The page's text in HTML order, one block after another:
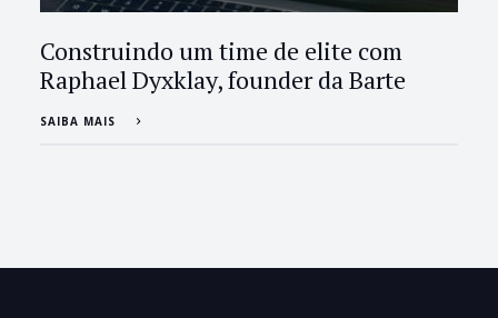
Construindo um time de elite com
Raphael Dyxklay, founder da Barte
SAIBA MAIS